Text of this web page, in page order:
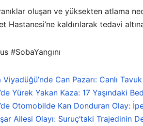
oluşan ve yüksekten atlama
Hastanesi’ne kaldırılarak tedavi
#SobaYangını
Viyadüğü’nde Can Pazarı: Canlı
Yürek Yakan Kaza: 17 Yaşındaki
Otomobilde Kan Donduran Olay:
Ailesi Olayı: Suruç’taki Trajedinin